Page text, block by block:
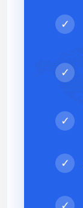
✓
✓
✓
✓